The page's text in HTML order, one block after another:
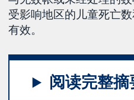
受影响地区的儿童死亡
有效。
阅读完整摘